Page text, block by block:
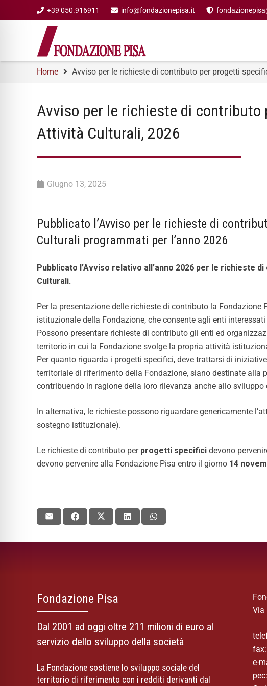
+39 050.916911 info@fondazionepisa.it
Home Avviso per le richieste di contributo per progetti
Avviso per le richieste di
Attività Culturali, 2026
Giugno 13, 2025
Pubblicato l’Avviso per le richieste di
Culturali programmati per l’anno 2026
Pubblicato l’Avviso relativo all’anno 2026 per le
Culturali.
Per la presentazione delle richieste di contributo la
istituzionale della Fondazione, che consente agli enti
Possono presentare richieste di contributo gli enti ed
territorio in cui la Fondazione svolge la propria attività
Per quanto riguarda i progetti specifici, deve trattarsi di
territoriale di riferimento della Fondazione, siano destinate alla
contribuendo in ragione della loro rilevanza anche allo sviluppo
In alternativa, le richieste possono riguardare genericamente
sostegno istituzionale).
Le richieste di contributo per progetti specifici devono
devono pervenire alla Fondazione Pisa entro il giorno 14
Fondazione Pisa
Dal 2001 ad oggi oltre 211 milioni di euro al
servizio dello sviluppo della società
La Fondazione sostiene lo sviluppo sociale del
territorio di riferimento con i redditi derivanti dal
Via
e-